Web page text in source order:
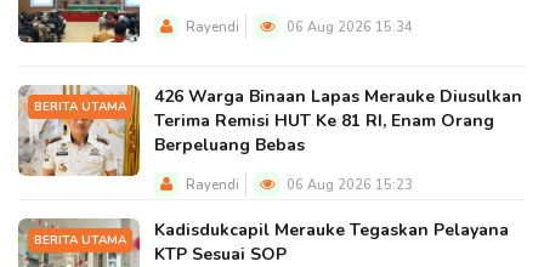
Rayendi 06 Aug 2026 15:34
BERITA UTAMA
426 Warga Binaan Lapas Merauke Diusulkan
Terima Remisi HUT Ke 81 RI, Enam Orang
Berpeluang Bebas
Rayendi 06 Aug 2026 15:23
BERITA UTAMA
Kadisdukcapil Merauke Tegaskan Pelayana
KTP Sesuai SOP